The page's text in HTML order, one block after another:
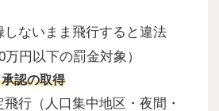
しないまま飛行すると違法
万円以下の罰金対象）
認の取得
飛行（人口集中地区・夜間・